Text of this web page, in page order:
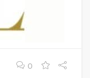
0